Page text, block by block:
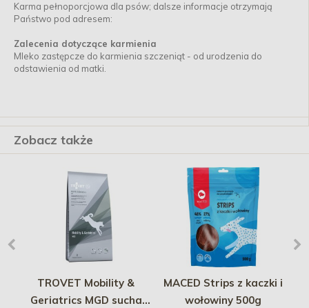
Karma pełnoporcjowa dla psów; dalsze informacje otrzymają
Państwo pod adresem:
Zalecenia dotyczące karmienia
Mleko zastępcze do karmienia szczeniąt - od urodzenia do
odstawienia od matki.
Zobacz także
TROVET Mobility &
Geriatrics MGD sucha
MACED Strips z kaczki i
wołowiny 500g